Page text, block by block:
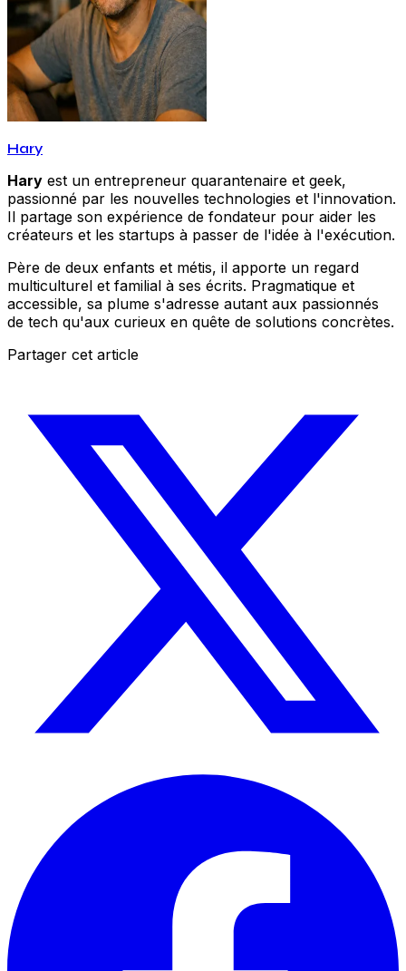
Hary
Hary est un entrepreneur quarantenaire et geek,
passionné par les nouvelles technologies et l'innovation.
Il partage son expérience de fondateur pour aider les
créateurs et les startups à passer de l'idée à l'exécution.
Père de deux enfants et métis, il apporte un regard
multiculturel et familial à ses écrits. Pragmatique et
accessible, sa plume s'adresse autant aux passionnés
de tech qu'aux curieux en quête de solutions concrètes.
Partager cet article